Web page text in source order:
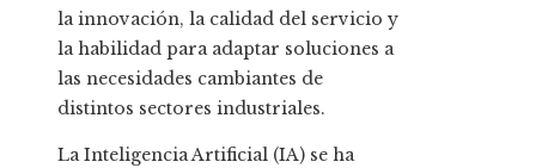
la innovación, la calidad del servicio y
la habilidad para adaptar soluciones a
las necesidades cambiantes de
distintos sectores industriales.
La Inteligencia Artificial (IA) se ha